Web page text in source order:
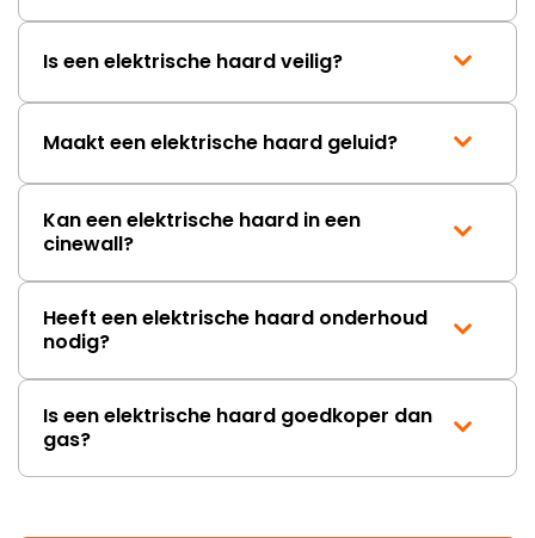
Is een elektrische haard veilig?
Maakt een elektrische haard geluid?
Kan een elektrische haard in een
cinewall?
Heeft een elektrische haard onderhoud
nodig?
Is een elektrische haard goedkoper dan
gas?